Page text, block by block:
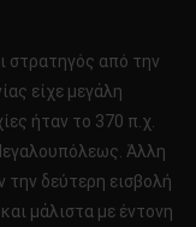
στρατηγός από την
είχε μεγάλη
ήταν το 370 π.χ.
Άλλη
την δεύτερη εισβολή
μάλιστα με έντονη